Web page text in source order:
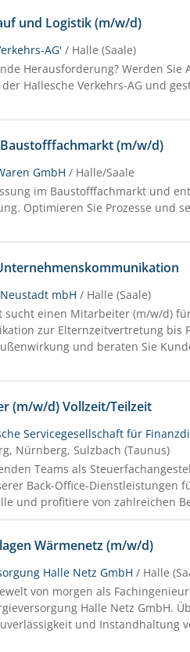
und Logistik (m/w/d)
AG' / Halle (Saale)
Herausforderung? Werden Sie
Hallesche Verkehrs-AG und
(m/w/d)
GmbH / Halle/Saale
im Baustofffachmarkt und
Optimieren Sie Prozesse und
mbH / Halle (Saale)
sucht einen Mitarbeiter (m/w/d)
zur Elternzeitvertretung bis
und beraten Sie
(m/w/d) Vollzeit/Teilzeit
Servicegesellschaft für
Nürnberg, Sulzbach (Taunus)
Teams als
Back-Office-Dienstleistungen
und profitiere von zahlreichen
Wärmenetz (m/w/d)
Halle Netz GmbH / Halle
von morgen als
Halle Netz GmbH.
und Instandhaltung